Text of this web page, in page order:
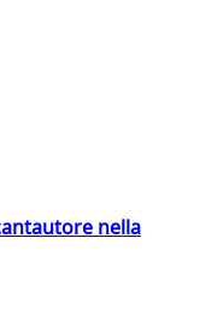
nella